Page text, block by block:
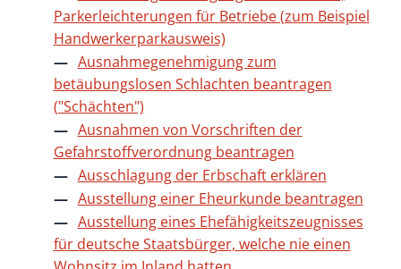
Parkerleichterungen für Betriebe (zum Beispiel
Handwerkerparkausweis)
Ausnahmegenehmigung zum
betäubungslosen Schlachten beantragen
("Schächten")
Ausnahmen von Vorschriften der
Gefahrstoffverordnung beantragen
Ausschlagung der Erbschaft erklären
Ausstellung einer Eheurkunde beantragen
Ausstellung eines Ehefähigkeitszeugnisses
für deutsche Staatsbürger, welche nie einen